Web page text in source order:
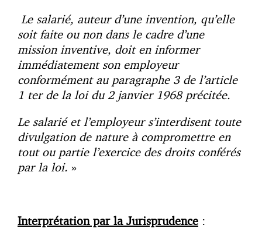
Le salarié, auteur d’une invention, qu’elle
soit faite ou non dans le cadre d’une
mission inventive, doit en informer
immédiatement son employeur
conformément au paragraphe 3 de l’article
1 ter de la loi du 2 janvier 1968 précitée.
Le salarié et l’employeur s’interdisent toute
divulgation de nature à compromettre en
tout ou partie l’exercice des droits conférés
par la loi. »
Interprétation par la Jurisprudence :